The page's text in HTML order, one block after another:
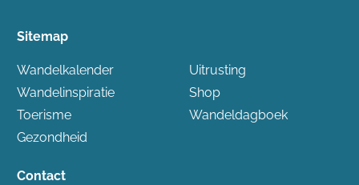
Sitemap
Wandelkalender
Wandelinspiratie
Toerisme
Gezondheid
Uitrusting
Shop
Wandeldagboek
Contact